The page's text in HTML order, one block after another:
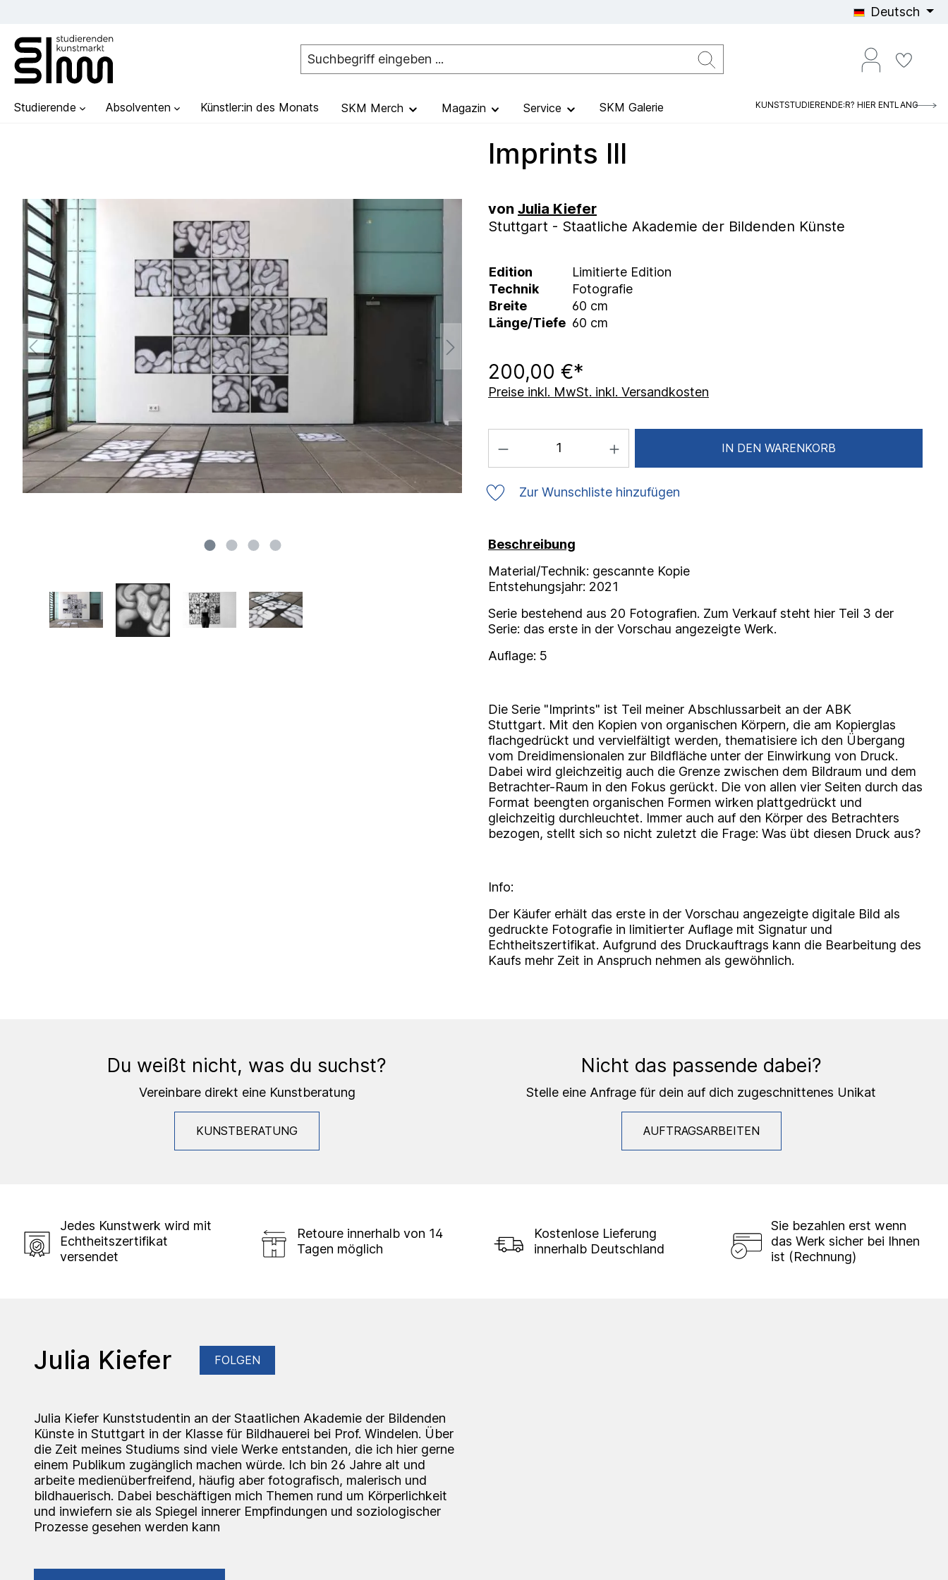
Deutsch
Studierende Absolventen Künstler:in des Monats SKM Merch Magazin Service SKM Galerie KUNSTSTUDIERENDE:R? HIER ENTLANG
Imprints III
von Julia Kiefer
Stuttgart - Staatliche Akademie der Bildenden Künste
Edition
Limitierte Edition
Technik
Fotografie
Breite
60 cm
Länge/Tiefe 60 cm
200,00 €*
Preise inkl. MwSt. inkl. Versandkosten
IN DEN WARENKORB
Zur Wunschliste hinzufügen
Beschreibung
Material/Technik: gescannte Kopie
Entstehungsjahr: 2021
Serie bestehend aus 20 Fotografien. Zum Verkauf steht hier Teil 3 der
Serie: das erste in der Vorschau angezeigte Werk.
Auflage: 5
Die Serie "Imprints" ist Teil meiner Abschlussarbeit an der ABK
Stuttgart. Mit den Kopien von organischen Körpern, die am Kopierglas
flachgedrückt und vervielfältigt werden, thematisiere ich den Übergang
vom Dreidimensionalen zur Bildfläche unter der Einwirkung von Druck.
Dabei wird gleichzeitig auch die Grenze zwischen dem Bildraum und dem
Betrachter-Raum in den Fokus gerückt. Die von allen vier Seiten durch das
Format beengten organischen Formen wirken plattgedrückt und
gleichzeitig durchleuchtet. Immer auch auf den Körper des Betrachters
bezogen, stellt sich so nicht zuletzt die Frage: Was übt diesen Druck aus?
Info:
Der Käufer erhält das erste in der Vorschau angezeigte digitale Bild als
gedruckte Fotografie in limitierter Auflage mit Signatur und
Echtheitszertifikat. Aufgrund des Druckauftrags kann die Bearbeitung des
Kaufs mehr Zeit in Anspruch nehmen als gewöhnlich.
Du weißt nicht, was du suchst?
Vereinbare direkt eine Kunstberatung
KUNSTBERATUNG
Nicht das passende dabei?
Stelle eine Anfrage für dein auf dich zugeschnittenes Unikat
AUFTRAGSARBEITEN
Jedes Kunstwerk wird mit
Echtheitszertifikat
versendet
Retoure innerhalb von 14
Tagen möglich
Kostenlose Lieferung
innerhalb Deutschland
Sie bezahlen erst wenn
das Werk sicher bei Ihnen
ist (Rechnung)
Julia Kiefer FOLGEN
Julia Kiefer Kunststudentin an der Staatlichen Akademie der Bildenden
Künste in Stuttgart in der Klasse für Bildhauerei bei Prof. Windelen. Über
die Zeit meines Studiums sind viele Werke entstanden, die ich hier gerne
einem Publikum zugänglich machen würde. Ich bin 26 Jahre alt und
arbeite medienüberfreifend, häufig aber fotografisch, malerisch und
bildhauerisch. Dabei beschäftigen mich Themen rund um Körperlichkeit
und inwiefern sie als Spiegel innerer Empfindungen und soziologischer
Prozesse gesehen werden kann